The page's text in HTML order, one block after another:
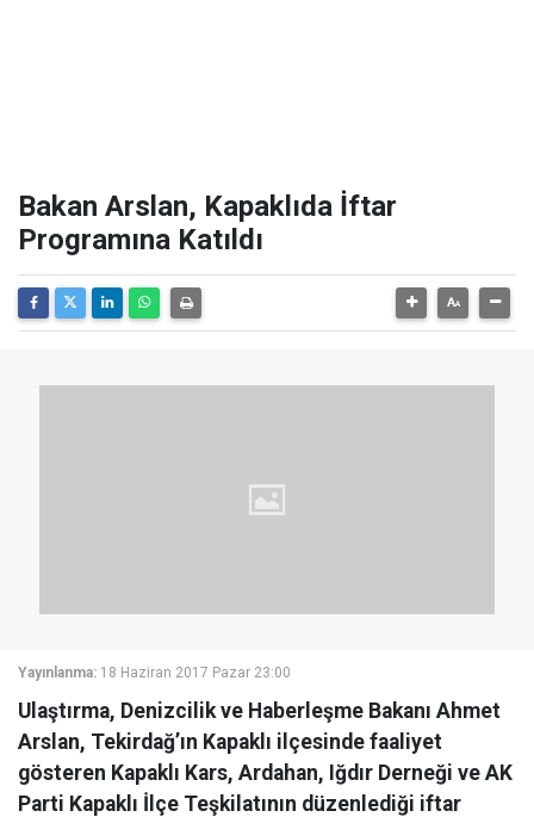
Bakan Arslan, Kapaklıda İftar
Programına Katıldı
Yayınlanma: 18 Haziran 2017 Pazar 23:00
Ulaştırma, Denizcilik ve Haberleşme Bakanı Ahmet
Arslan, Tekirdağ’ın Kapaklı ilçesinde faaliyet
gösteren Kapaklı Kars, Ardahan, Iğdır Derneği ve AK
Parti Kapaklı İlçe Teşkilatının düzenlediği iftar